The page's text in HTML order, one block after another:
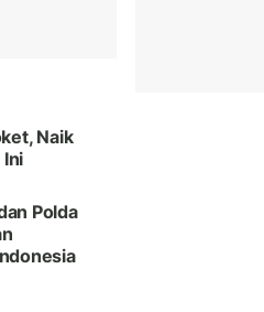
Naik
Ini
Polda